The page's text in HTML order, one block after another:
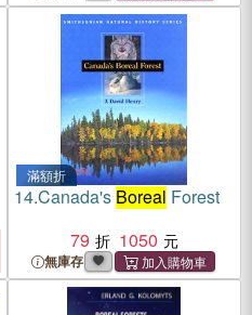
滿額折
14.Canada's Boreal Forest
79
1050
無庫存